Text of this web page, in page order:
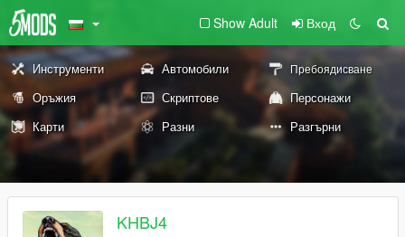
Show Adult Вход
Инструменти Автомобили Пребоядисване
Оръжия Скриптове
Персонажи
Карти
Разни Разгърни
KHBJ4